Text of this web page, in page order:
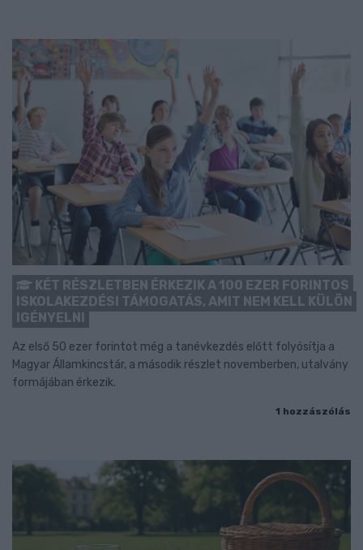
KÉT RÉSZLETBEN ÉRKEZIK A 100 EZER FORINTOS
ISKOLAKEZDÉSI TÁMOGATÁS, AMIT NEM KELL KÜLÖN
IGÉNYELNI
Az első 50 ezer forintot még a tanévkezdés előtt folyósítja a
Magyar Államkincstár, a második részlet novemberben, utalvány
formájában érkezik.
1 hozzászólás